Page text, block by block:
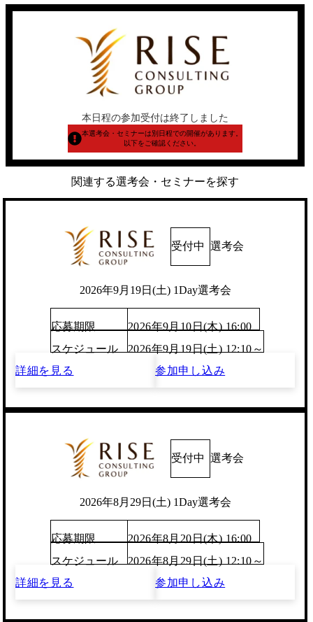
本日程の参加受付は終了しました
本選考会・セミナーは別日程での開催があります。
以下をご確認ください。
関連する選考会・セミナーを探す
受付中 選考会
2026年9月19日(土) 1Day選考会
応募期限
2026年9月10日(木) 16:00
スケジュール
2026年9月19日(土) 12:10～
詳細を見る
参加申し込み
受付中 選考会
2026年8月29日(土) 1Day選考会
応募期限
2026年8月20日(木) 16:00
スケジュール
2026年8月29日(土) 12:10～
詳細を見る
参加申し込み